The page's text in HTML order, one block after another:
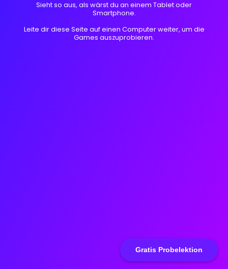
Gratis Probelektion
Sieht so aus, als wärst du an einem Tablet oder
Smartphone.
Leite dir diese Seite auf einen Computer weiter, um die
Games auszuprobieren.